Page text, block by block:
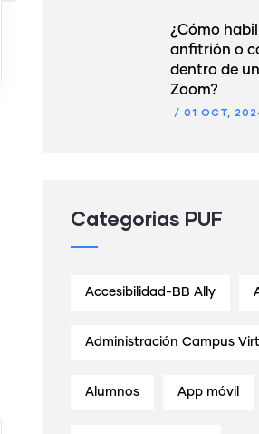
¿Cómo
anfitrión o
dentro de
Zoom?
/ 01 OCT,
Categorias PUF
Accesibilidad-BB Ally
Administración Campus
Alumnos App móvil